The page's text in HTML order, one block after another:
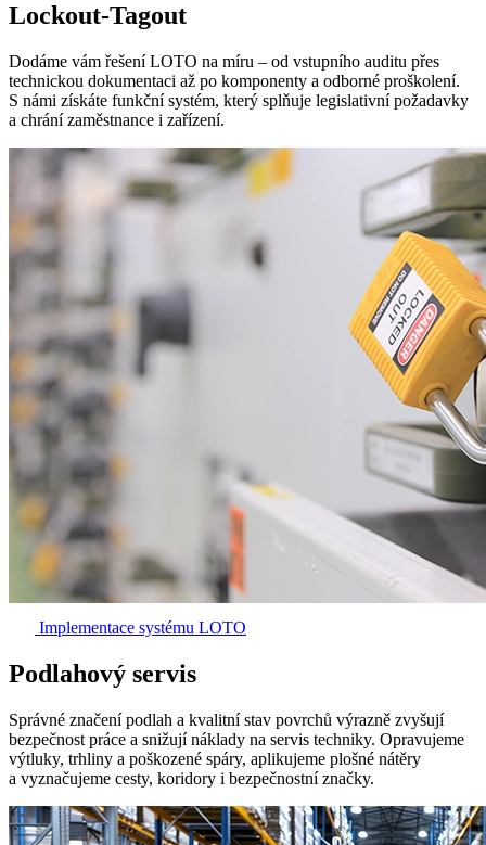
Lockout-Tagout
Dodáme vám řešení LOTO na míru – od vstupního auditu přes
technickou dokumentaci až po komponenty a odborné proškolení.
S námi získáte funkční systém, který splňuje legislativní požadavky
a chrání zaměstnance i zařízení.
Implementace systému LOTO
Podlahový servis
Správné značení podlah a kvalitní stav povrchů výrazně zvyšují
bezpečnost práce a snižují náklady na servis techniky. Opravujeme
výtluky, trhliny a poškozené spáry, aplikujeme plošné nátěry
a vyznačujeme cesty, koridory i bezpečnostní značky.